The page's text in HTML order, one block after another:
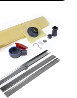
Revestech Sumi
20x20 spoljasnji
Vertikalni fi 90 – fi
9.912,00 RSD /